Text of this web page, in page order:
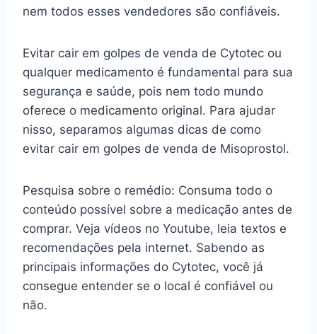
nem todos esses vendedores são confiáveis.
Evitar cair em golpes de venda de Cytotec ou
qualquer medicamento é fundamental para sua
segurança e saúde, pois nem todo mundo
oferece o medicamento original. Para ajudar
nisso, separamos algumas dicas de como
evitar cair em golpes de venda de Misoprostol.
Pesquisa sobre o remédio: Consuma todo o
conteúdo possível sobre a medicação antes de
comprar. Veja vídeos no Youtube, leia textos e
recomendações pela internet. Sabendo as
principais informações do Cytotec, você já
consegue entender se o local é confiável ou
não.